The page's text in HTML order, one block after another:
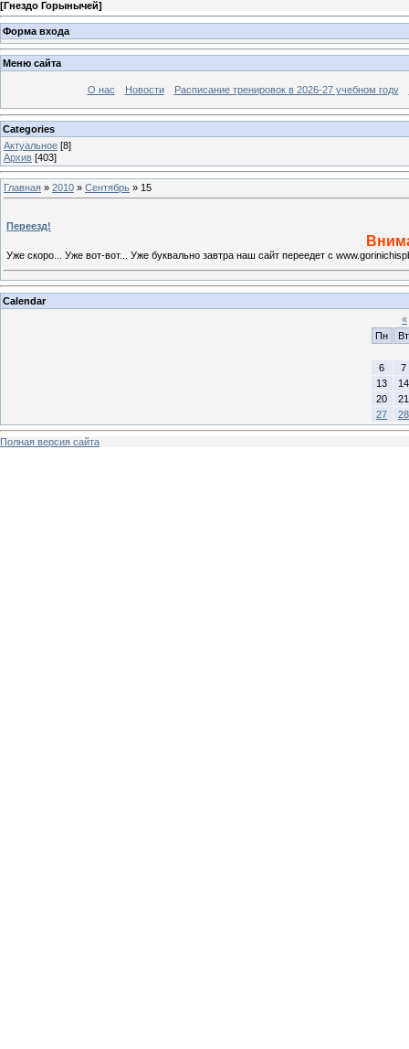
[Гнездо Горынычей]
Форма входа
Меню сайта
О нас Новости Расписание тренировок в 2026-27 учебном году
Categories
Актуальное [8]
Архив [403]
Главная » 2010 » Сентябрь » 15
Переезд!
Уже скоро... Уже вот-вот... Уже буквально завтра наш сайт переедет с
Calendar
«
Пн
Вт
6
7
13
14
20
21
27
28
Полная версия сайта